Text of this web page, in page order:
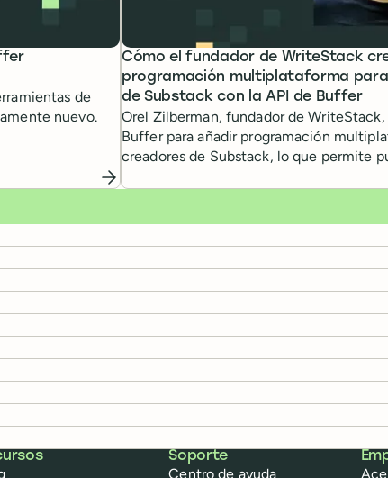
de
nuevo.
Cómo el fundador de WriteStack
programación multiplataforma
de Substack con la API de Buffer
Orel Zilberman, fundador de WriteStack,
Buffer para añadir programación
creadores de Substack, lo que permite
junto con LinkedIn, X y otros canales
Soporte
Centro de ayuda